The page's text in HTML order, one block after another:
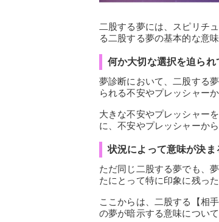
二股する夢には、スピリチ
る二股する夢の基本的な意
何か大切な選択を迫られ
夢診断において、二股する
られる不安やプレッシャー
大きな不安やプレッシャー
に、不安やプレッシャーか
状況によって意味が決ま
ただ同じ二股する夢でも、
たにとって特に印象に残っ
ここからは、二股する【相
の夢が暗示する意味につい